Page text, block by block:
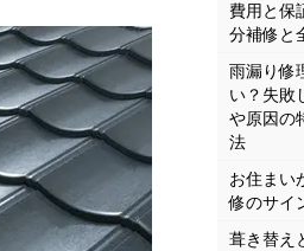
費用と保
分補修と
雨漏り修
い？失敗
や原因の
法
お住まい
修のサイ
葺き替え